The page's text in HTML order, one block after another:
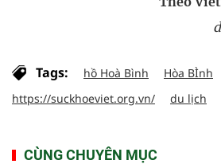
Tags: hồ Hoà Bình
Hòa BÌnh
https://suckhoeviet.org.vn/
du lịch
CÙNG CHUYÊN MỤC